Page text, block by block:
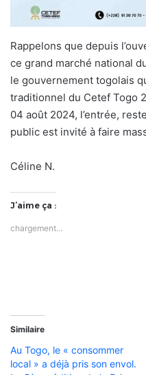
Rappelons que depuis
ce grand marché national
le gouvernement togolais
traditionnel du Cetef Togo
04 août 2024, l’entrée,
public est invité à faire
Céline N.
J’aime ça :
chargement…
Similaire
Au Togo, le « consommer
local » a déjà pris son envol.